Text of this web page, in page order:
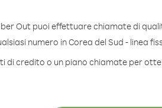
Out puoi effettuare chiamate di
numero in Corea del Sud - linea
di credito o un piano chiamate per